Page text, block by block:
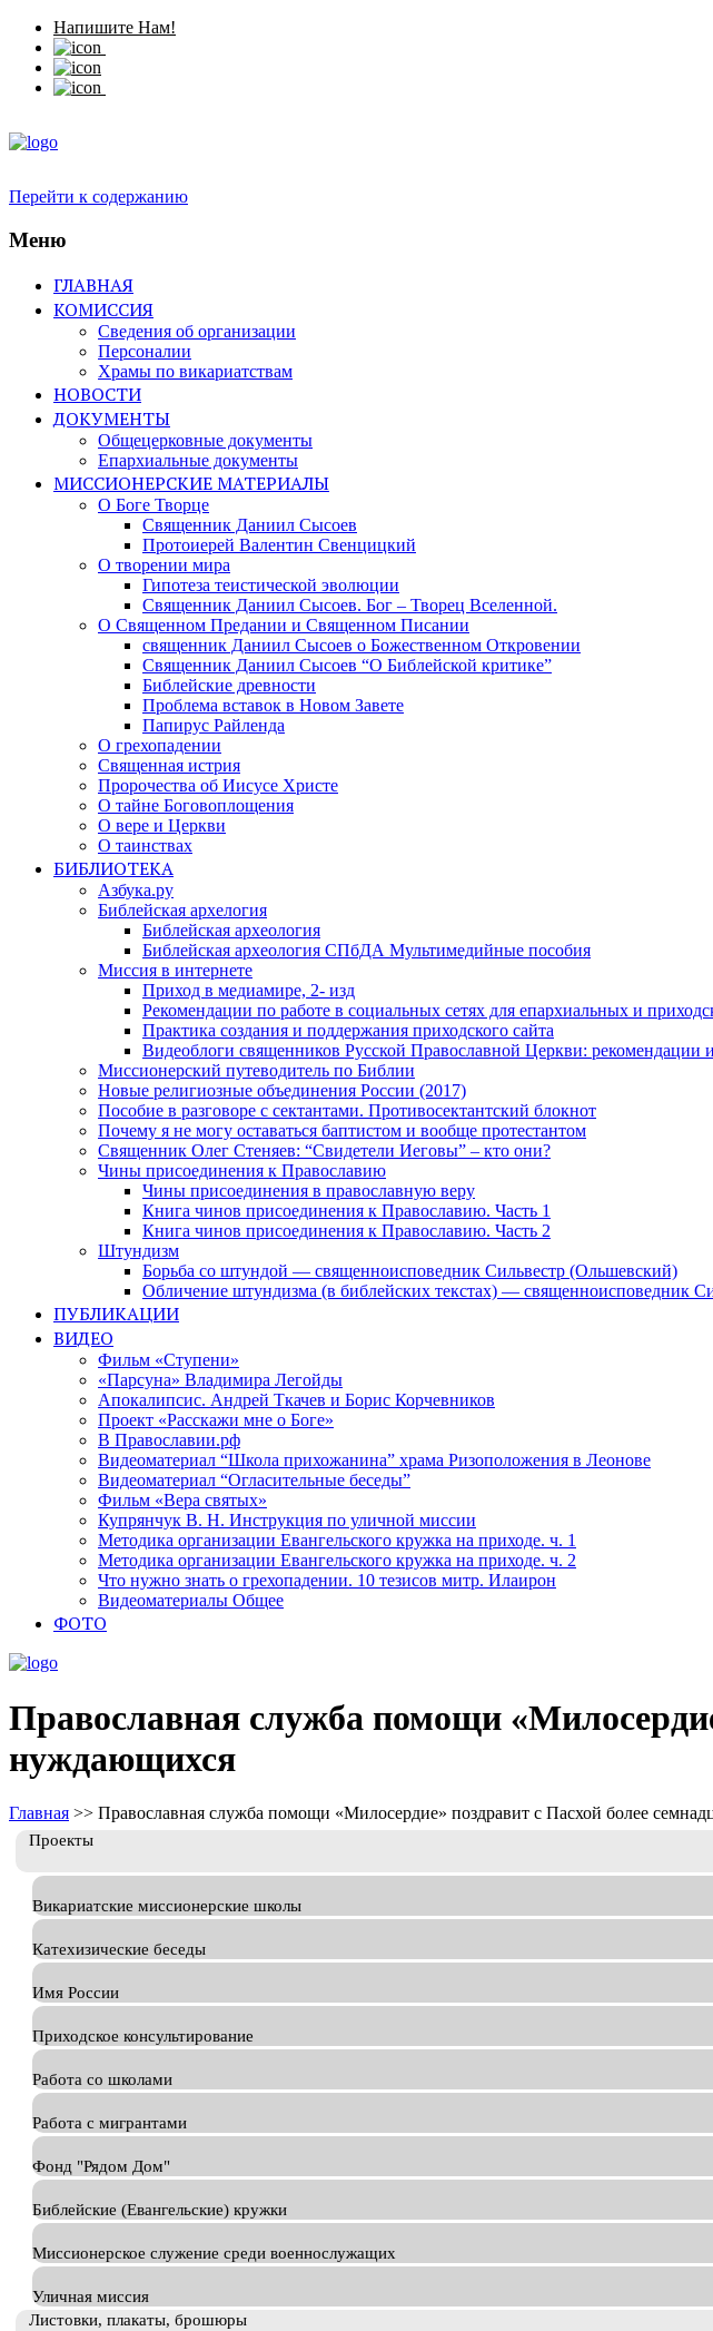
Напишите Нам!
Перейти к содержанию
Меню
ГЛАВНАЯ
КОМИССИЯ
Сведения об организации
Персоналии
Храмы по викариатствам
НОВОСТИ
ДОКУМЕНТЫ
Общецерковные документы
Епархиальные документы
МИССИОНЕРСКИЕ МАТЕРИАЛЫ
О Боге Творце
Священник Даниил Сысоев
Протоиерей Валентин Свенцицкий
О творении мира
Гипотеза теистической эволюции
Священник Даниил Сысоев. Бог – Творец Вселенной.
О Священном Предании и Священном Писании
священник Даниил Сысоев о Божественном Откровении
Священник Даниил Сысоев “О Библейской критике”
Библейские древности
Проблема вставок в Новом Завете
Папирус Райленда
О грехопадении
Священная истрия
Пророчества об Иисусе Христе
О тайне Боговоплощения
О вере и Церкви
О таинствах
БИБЛИОТЕКА
Азбука.ру
Библейская архелогия
Библейская археология
Библейская археология СПбДА Мультимедийные пособия
Миссия в интернете
Приход в медиамире, 2- изд
Рекомендации по работе в социальных сетях для епархиальных и
Практика создания и поддержания приходского сайта
Видеоблоги священников Русской Православной Церкви: рекомендации
Миссионерский путеводитель по Библии
Новые религиозные объединения России (2017)
Пособие в разговоре с сектантами. Противосектантский блокнот
Почему я не могу оставаться баптистом и вообще протестантом
Священник Олег Стеняев: “Свидетели Иеговы” – кто они?
Чины присоединения к Православию
Чины присоединения в православную веру
Книга чинов присоединения к Православию. Часть 1
Книга чинов присоединения к Православию. Часть 2
Штундизм
Борьба со штундой — священноисповедник Сильвестр (Ольшевский)
Обличение штундизма (в библейских текстах) — священноисповедник
ПУБЛИКАЦИИ
ВИДЕО
Фильм «Ступени»
«Парсуна» Владимира Легойды
Апокалипсис. Андрей Ткачев и Борис Корчевников
Проект «Расскажи мне о Боге»
В Православии.рф
Видеоматериал “Школа прихожанина” храма Ризоположения в Леонове
Видеоматериал “Огласительные беседы”
Фильм «Вера святых»
Купрянчук В. Н. Инструкция по уличной миссии
Методика организации Евангельского кружка на приходе. ч. 1
Методика организации Евангельского кружка на приходе. ч. 2
Что нужно знать о грехопадении. 10 тезисов митр. Илаирон
Видеоматериалы Общее
ФОТО
Православная служба помощи
нуждающихся
Главная >> Православная служба помощи «Милосердие» поздравит с Пасхой более
Проекты
Викариатские миссионерские школы
Катехизические беседы
Имя России
Приходское консультирование
Работа со школами
Работа с мигрантами
Фонд "Рядом Дом"
Библейские (Евангельские) кружки
Миссионерское служение среди военнослужащих
Уличная миссия
Листовки, плакаты, брошюры